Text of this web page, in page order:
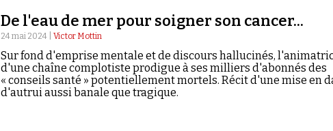
De l'eau de mer pour soigner son cancer...
24 mai 2024 |Victor Mottin
Sur fond d'emprise mentale et de discours hallucinés,
d'une chaîne complotiste prodigue à ses milliers d'abonnés des
« conseils santé » potentiellement mortels. Récit d'une mise en
d'autrui aussi banale que tragique.